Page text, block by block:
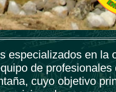
especializados en la
de profesionales
cuyo objetivo